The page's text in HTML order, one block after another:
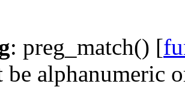
: preg_match() [
be alphanumeric